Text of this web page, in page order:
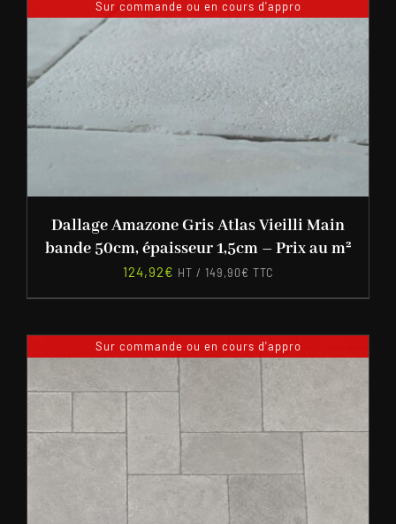
Sur commande ou en cours d'appro
Dallage Amazone Gris Atlas Vieilli Main
bande 50cm, épaisseur 1,5cm – Prix au m²
124,92€ HT / 149,90€ TTC
Sur commande ou en cours d'appro